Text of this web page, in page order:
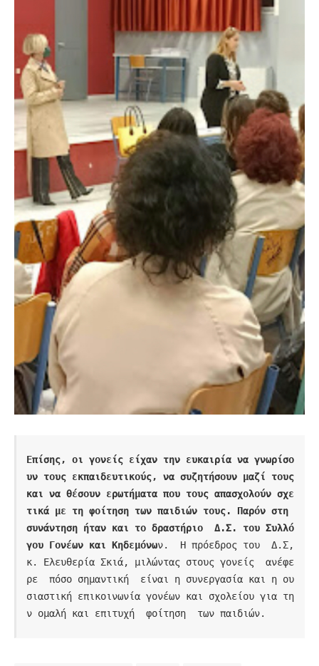
Επίσης, οι γονείς είχαν την ευκαιρία να γνωρίσο
υν τους εκπαιδευτικούς, να συζητήσουν μαζί τους
και να θέσουν ερωτήματα που τους απασχολούν σχε
τικά με τη φοίτηση των παιδιών τους. Παρόν στη
συνάντηση ήταν και το δραστήριο  Δ.Σ. του Συλλό
γου Γονέων και Κηδεμόνων.  Η πρόεδρος του  Δ.Σ,
κ. Ελευθερία Σκιά, μιλώντας στους γονείς  ανέφε
ρε  πόσο σημαντική  είναι η συνεργασία και η ου
σιαστική επικοινωνία γονέων και σχολείου για τη
ν ομαλή και επιτυχή  φοίτηση  των παιδιών.